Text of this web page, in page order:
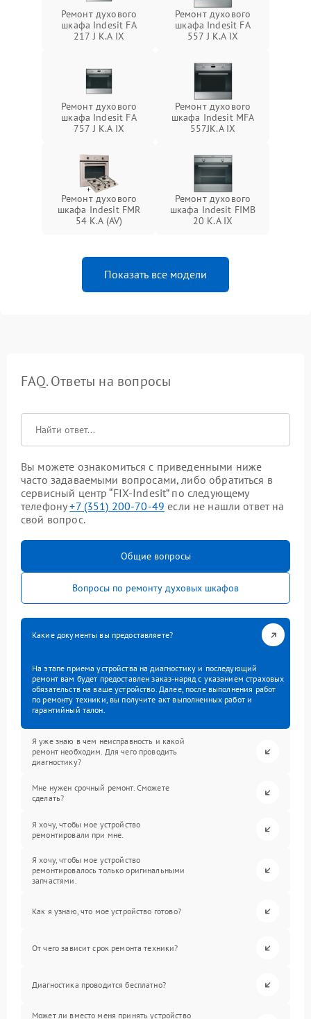
Ремонт духового
шкафа Indesit FA
217 J K.A IX
Ремонт духового
шкафа Indesit FA
557 J K.A IX
Ремонт духового
шкафа Indesit FA
757 J K.A IX
Ремонт духового
шкафа Indesit MFA
557JK.A IX
Ремонт духового
шкафа Indesit FMR
54 K.A (AV)
Ремонт духового
шкафа Indesit FIMB
20 K.A IX
Показать все модели
FAQ. Ответы на вопросы
Вы можете ознакомиться с приведенными ниже
часто задаваемыми вопросами, либо обратиться в
сервисный центр “FIX-Indesit” по следующему
телефону+7 (351) 200-70-49 если не нашли ответ на
свой вопрос.
Общие вопросы
Вопросы по ремонту духовых шкафов
Какие документы вы предоставляете?
На этапе приема устройства на диагностику и последующий
ремонт вам будет предоставлен заказ-наряд с указанием страховых
обязательств на ваше устройство. Далее, после выполнения работ
по ремонту техники, вы получите акт выполненных работ и
гарантийный талон.
Я уже знаю в чем неисправность и какой
ремонт необходим. Для чего проводить
диагностику?
Мне нужен срочный ремонт. Сможете
сделать?
Я хочу, чтобы мое устройство
ремонтировали при мне.
Я хочу, чтобы мое устройство
ремонтировалось только оригинальными
запчастями.
Как я узнаю, что мое устройство готово?
От чего зависит срок ремонта техники?
Диагностика проводится бесплатно?
Может ли вместо меня принять устройство